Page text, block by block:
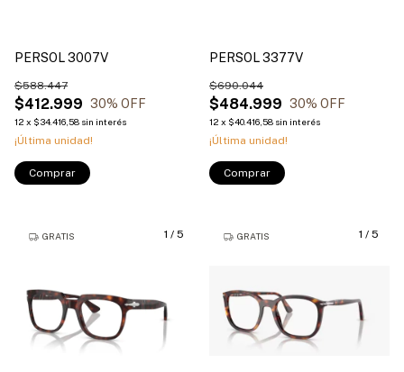
PERSOL 3007V
$412.999
$588.447
30% OFF
12 x $34.416,58 sin interés
¡Última unidad!
Comprar
PERSOL 3377V
$484.999
$690.044
30% OFF
12 x $40.416,58 sin interés
¡Última unidad!
Comprar
1 / 5
GRATIS 1 / 5
GRATIS